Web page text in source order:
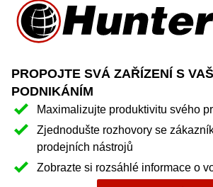
PROPOJTE SVÁ ZAŘÍZENÍ S
PODNIKÁNÍM
Maximalizujte produktivitu svého
Zjednodušte rozhovory se
prodejních nástrojů
Zobrazte si rozsáhlé informace o